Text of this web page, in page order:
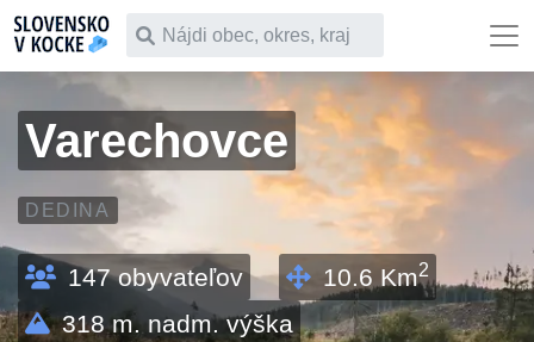
Čo chceš vyhľadať
Varechovce
DEDINA
147obyvateľov 10.6 Km2
318m. nadm. výška